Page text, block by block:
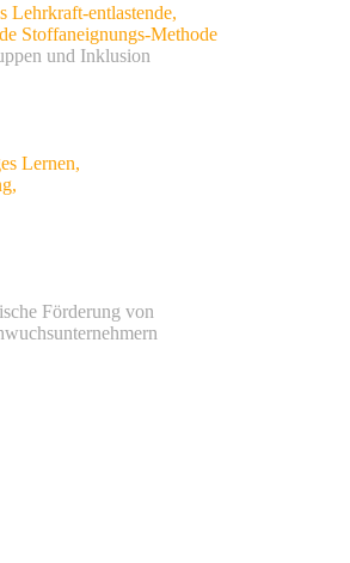
entlastende,
Stoffaneignungs-Methode
und Inklusion
Lernen,
Förderung von